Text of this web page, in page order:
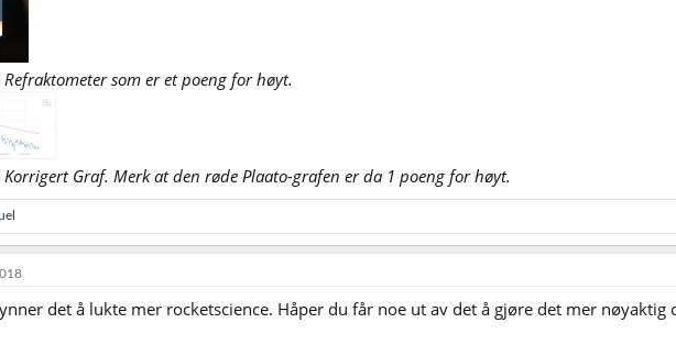
som er et poeng for høyt.
Korrigert Graf. Merk at den røde Plaato-grafen er da 1 poeng for høyt.
det å lukte mer rocketscience. Håper du får noe ut av det å gjøre det mer nøyaktig